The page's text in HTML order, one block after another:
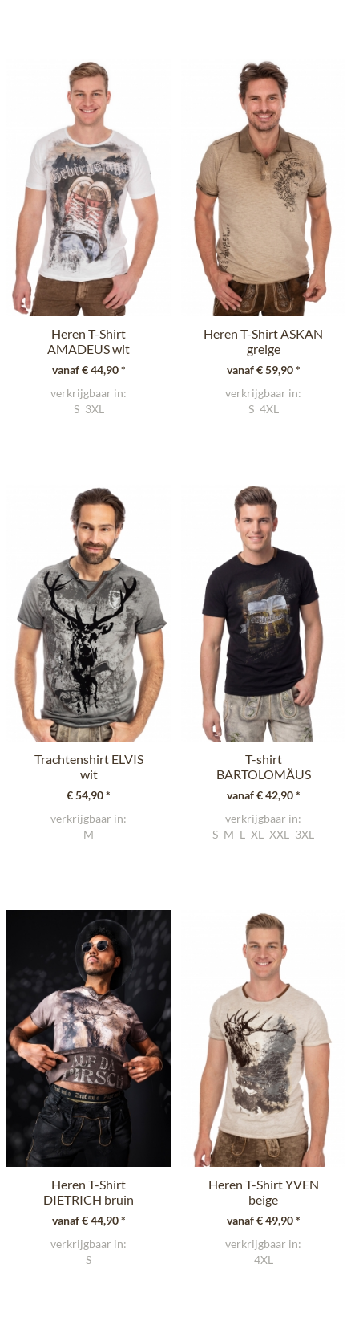
Heren T-Shirt
AMADEUS wit
vanaf € 44,90 *
verkrijgbaar in:
S 3XL
Heren T-Shirt ASKAN
greige
vanaf € 59,90 *
verkrijgbaar in:
S 4XL
Trachtenshirt ELVIS
wit
€ 54,90 *
verkrijgbaar in:
M
T-shirt
BARTOLOMÄUS
zwart
vanaf € 42,90 *
verkrijgbaar in:
S M L XL XXL 3XL
Heren T-Shirt
DIETRICH bruin
vanaf € 44,90 *
verkrijgbaar in:
S
Heren T-Shirt YVEN
beige
vanaf € 49,90 *
verkrijgbaar in:
4XL